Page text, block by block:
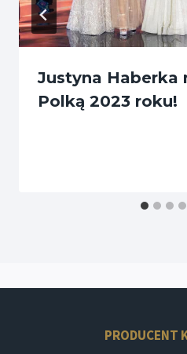
Justyna Haberka
Polką 2023 roku!
PRODUCENT